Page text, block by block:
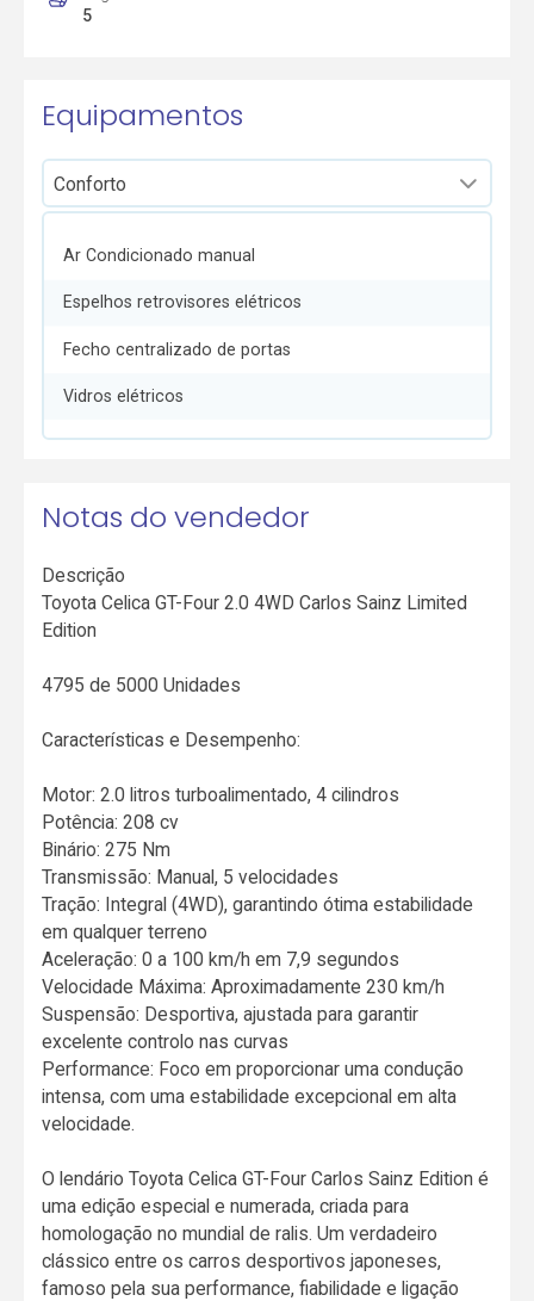
5
Equipamentos
Ar Condicionado manual
Espelhos retrovisores elétricos
Fecho centralizado de portas
Vidros elétricos
Notas do vendedor
Descrição
Toyota Celica GT-Four 2.0 4WD Carlos Sainz Limited
Edition
4795 de 5000 Unidades
Características e Desempenho:
Motor: 2.0 litros turboalimentado, 4 cilindros
Potência: 208 cv
Binário: 275 Nm
Transmissão: Manual, 5 velocidades
Tração: Integral (4WD), garantindo ótima estabilidade
em qualquer terreno
Aceleração: 0 a 100 km/h em 7,9 segundos
Velocidade Máxima: Aproximadamente 230 km/h
Suspensão: Desportiva, ajustada para garantir
excelente controlo nas curvas
Performance: Foco em proporcionar uma condução
intensa, com uma estabilidade excepcional em alta
velocidade.
O lendário Toyota Celica GT-Four Carlos Sainz Edition é
uma edição especial e numerada, criada para
homologação no mundial de ralis. Um verdadeiro
clássico entre os carros desportivos japoneses,
famoso pela sua performance, fiabilidade e ligação